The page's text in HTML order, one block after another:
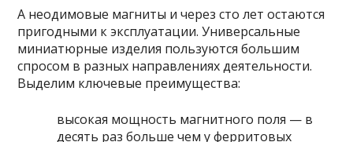
А неодимовые магниты и через сто лет остаются
пригодными к эксплуатации. Универсальные
миниатюрные изделия пользуются большим
спросом в разных направлениях деятельности.
Выделим ключевые преимущества:
высокая мощность магнитного поля — в
десять раз больше чем у ферритовых